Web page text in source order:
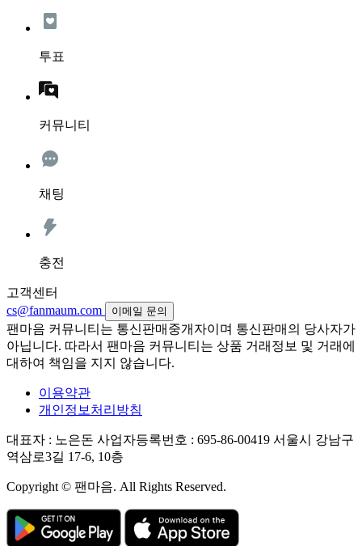
투표
커뮤니티
채팅
충전
고객센터
cs@fanmaum.com
이메일 문의
팬마음 커뮤니티는 통신판매중개자이며 통신판매의 당사자가
아닙니다. 따라서 팬마음 커뮤니티는 상품 거래정보 및 거래에
대하여 책임을 지지 않습니다.
이용약관
개인정보처리방침
대표자 : 노은돈 사업자등록번호 : 695-86-00419 서울시 강남구
역삼로3길 17-6, 10층
Copyright © 팬마음. All Rights Reserved.